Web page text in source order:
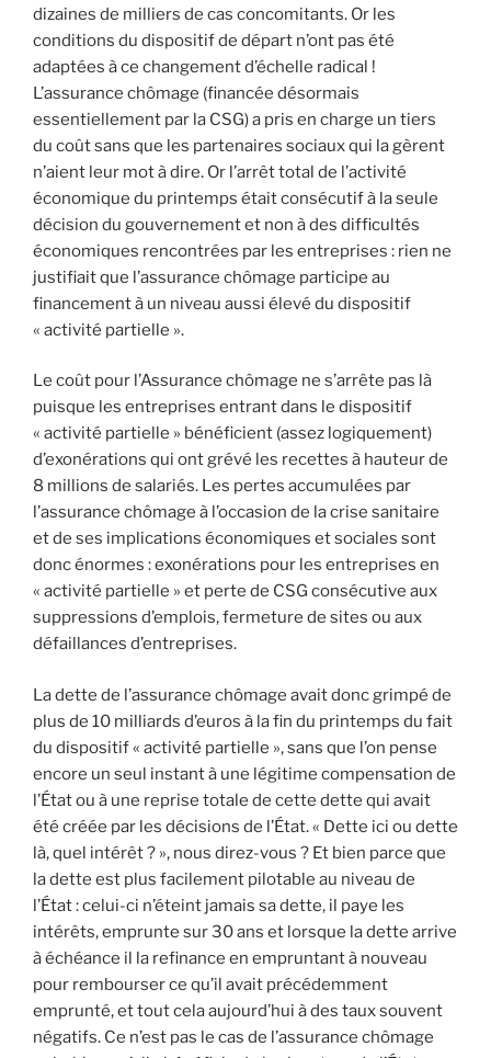
dizaines de milliers de cas concomitants. Or les
conditions du dispositif de départ n’ont pas été
adaptées à ce changement d’échelle radical !
L’assurance chômage (financée désormais
essentiellement par la CSG) a pris en charge un tiers
du coût sans que les partenaires sociaux qui la gèrent
n’aient leur mot à dire. Or l’arrêt total de l’activité
économique du printemps était consécutif à la seule
décision du gouvernement et non à des difficultés
économiques rencontrées par les entreprises : rien ne
justifiait que l’assurance chômage participe au
financement à un niveau aussi élevé du dispositif
« activité partielle ».
Le coût pour l’Assurance chômage ne s’arrête pas là
puisque les entreprises entrant dans le dispositif
« activité partielle » bénéficient (assez logiquement)
d’exonérations qui ont grévé les recettes à hauteur de
8 millions de salariés. Les pertes accumulées par
l’assurance chômage à l’occasion de la crise sanitaire
et de ses implications économiques et sociales sont
donc énormes : exonérations pour les entreprises en
« activité partielle » et perte de CSG consécutive aux
suppressions d’emplois, fermeture de sites ou aux
défaillances d’entreprises.
La dette de l’assurance chômage avait donc grimpé de
plus de 10 milliards d’euros à la fin du printemps du fait
du dispositif « activité partielle », sans que l’on pense
encore un seul instant à une légitime compensation de
l’État ou à une reprise totale de cette dette qui avait
été créée par les décisions de l’État. « Dette ici ou dette
là, quel intérêt ? », nous direz-vous ? Et bien parce que
la dette est plus facilement pilotable au niveau de
l’État : celui-ci n’éteint jamais sa dette, il paye les
intérêts, emprunte sur 30 ans et lorsque la dette arrive
à échéance il la refinance en empruntant à nouveau
pour rembourser ce qu’il avait précédemment
emprunté, et tout cela aujourd’hui à des taux souvent
négatifs. Ce n’est pas le cas de l’assurance chômage